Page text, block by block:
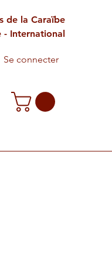
de la Caraïbe
- International
Se connecter